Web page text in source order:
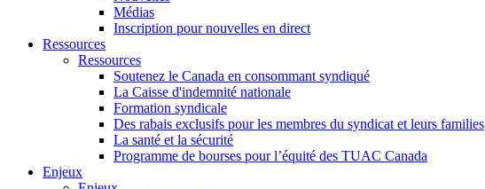
Médias
Inscription pour nouvelles en direct
Ressources
Ressources
Soutenez le Canada en consommant syndiqué
La Caisse d'indemnité nationale
Formation syndicale
Des rabais exclusifs pour les membres du syndicat et leurs families
La santé et la sécurité
Programme de bourses pour l’équité des TUAC Canada
Enjeux